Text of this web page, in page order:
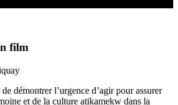
film
démontrer l’urgence d’agir pour assurer
et de la culture atikamekw dans la